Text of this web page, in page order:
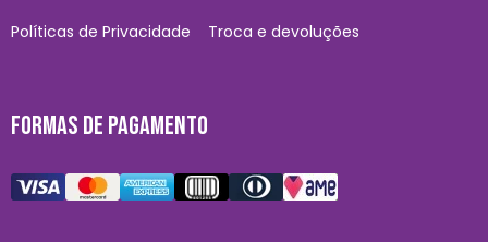
Políticas de Privacidade Troca e devoluções
FORMAS DE PAGAMENTO